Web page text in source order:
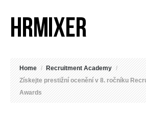
Home / Recruitment Academy /
Získejte prestižní ocenění v 8. ročníku
Awards